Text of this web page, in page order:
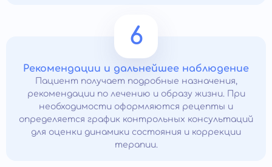
6
Рекомендации и дальнейшее наблюдение
Пациент получает подробные назначения,
рекомендации по лечению и образу жизни. При
необходимости оформляются рецепты и
определяется график контрольных консультаций
для оценки динамики состояния и коррекции
терапии.